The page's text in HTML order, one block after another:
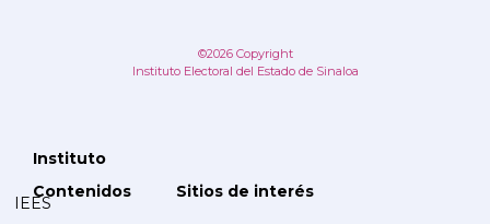
©2026 Copyright
Instituto Electoral del Estado de Sinaloa
Instituto
IEES
Contenidos Sitios de interés